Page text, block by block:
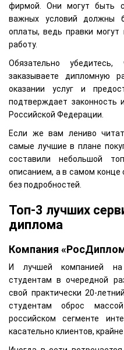
фирмой. Они могут быть
важных условий должны
оплаты, ведь правки
работу.
Обязательно
заказываете дипломную
оказании услуг и
подтверждает законность
Российской Федерации.
Если же вам лениво
самые лучшие в плане
составили небольшой
описанием, а в самом конце
без подробностей.
Топ-3 лучших
диплома
Компания
И лучшей компанией
студентам в очередной
свой практически 20-
студентам оброс
российском сегменте
касательно клиентов, крайне